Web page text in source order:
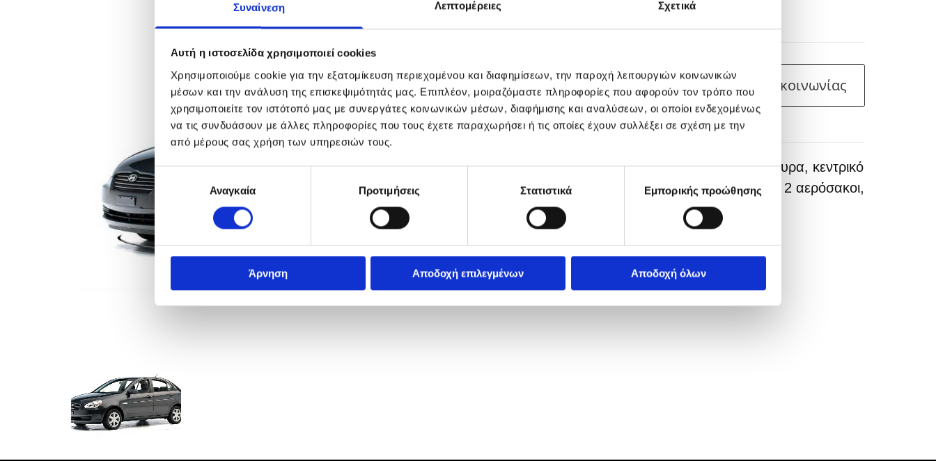
Συναίνεση Λεπτομέρειες Σχετικά
Αυτή η ιστοσελίδα χρησιμοποιεί cookies
Χρησιμοποιούμε cookie για την εξατομίκευση περιεχομένου και διαφημίσεων, την παροχή λειτουργιών κοινωνικών
μέσων και την ανάλυση της επισκεψιμότητάς μας. Επιπλέον, μοιραζόμαστε πληροφορίες που αφορούν τον τρόπο που
χρησιμοποιείτε τον ιστότοπό μας με συνεργάτες κοινωνικών μέσων, διαφήμισης και αναλύσεων, οι οποίοι ενδεχομένως
να τις συνδυάσουν με άλλες πληροφορίες που τους έχετε παραχωρήσει ή τις οποίες έχουν συλλέξει σε σχέση με την
από μέρους σας χρήση των υπηρεσιών τους.
Επιλογή
συγκατάθεσηςΑναγκαία Προτιμήσεις Στατιστικά Εμπορικής προώθησης
Άρνηση Αποδοχή επιλεγμένων Αποδοχή όλων
Hyundai Accent 1.4cc
Φόρμα Επικοινωνίας
5θυρο, air condition, ηλεκτρικά παράθυρα, κεντρικό
κλείδωμα, υδραυλικό τιμόνι, ράδιο cd, 2 αερόσακοι,
abs